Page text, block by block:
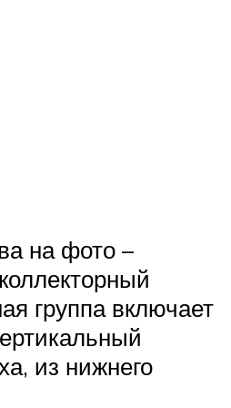
на фото –
группа включает
из нижнего